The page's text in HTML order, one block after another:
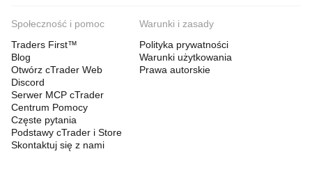
Społeczność i pomoc
Traders First™
Blog
Otwórz cTrader Web
Discord
Serwer MCP cTrader
Centrum Pomocy
Częste pytania
Podstawy cTrader i Store
Skontaktuj się z nami
Warunki i zasady
Polityka prywatności
Warunki użytkowania
Prawa autorskie